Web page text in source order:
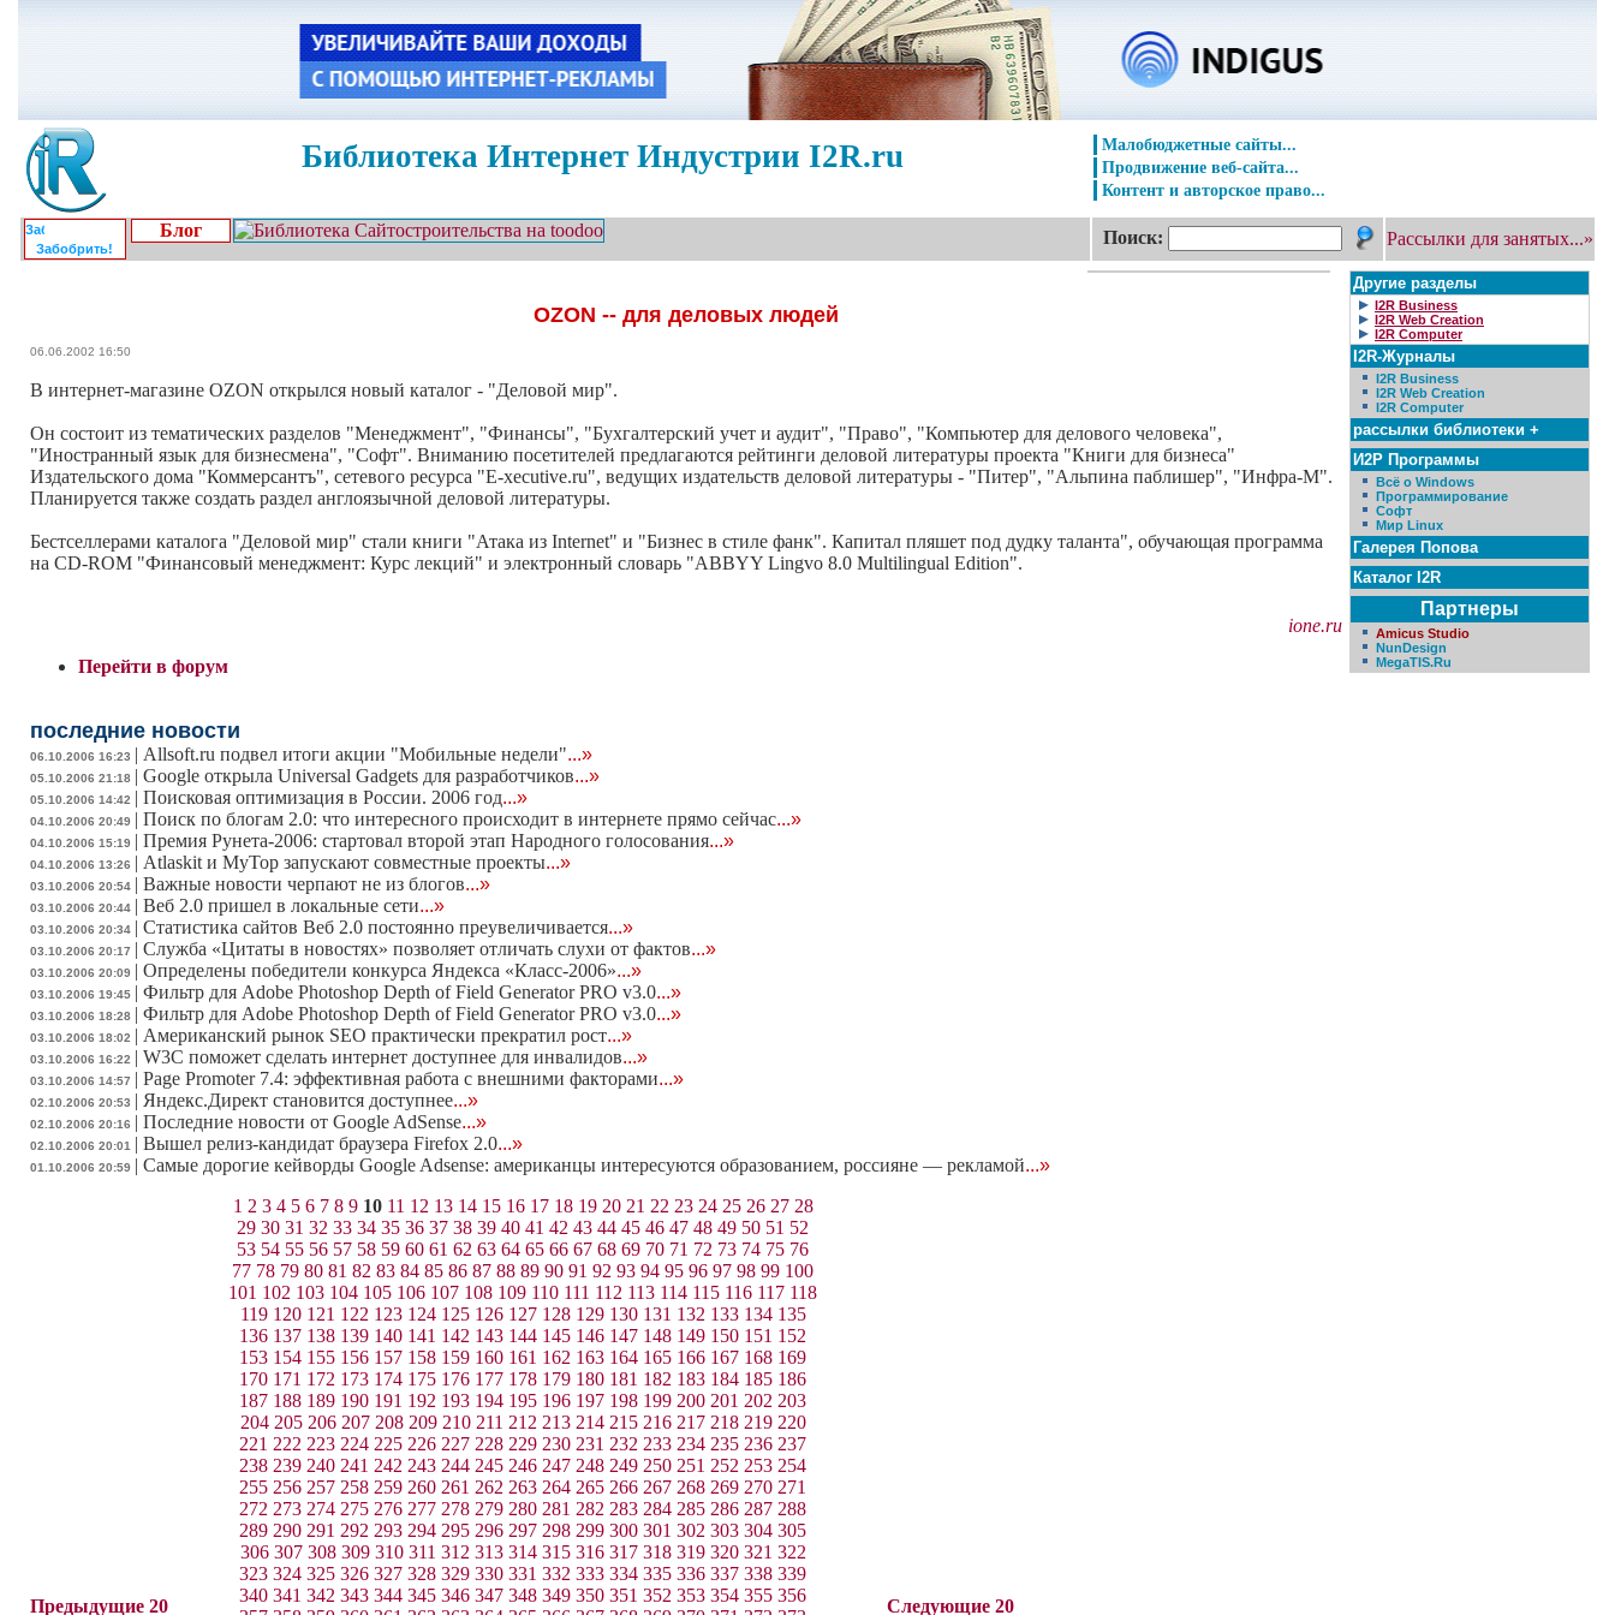
Библиотека Интернет Индустрии I2R.ru
Малобюджетные сайты...
Продвижение веб-сайта...
Контент и авторское право...
Забобрить!
Блог Поиск: Рассылки для занятых...»
OZON -- для деловых людей
06.06.2002 16:50
В интернет-магазине OZON открылся новый каталог - "Деловой мир".
Он состоит из тематических разделов "Менеджмент", "Финансы", "Бухгалтерский учет и аудит", "Право", "Компьютер для делового человека",
"Иностранный язык для бизнесмена", "Софт". Вниманию посетителей предлагаются рейтинги деловой литературы проекта "Книги для бизнеса"
Издательского дома "Коммерсантъ", сетевого ресурса "E-xecutive.ru", ведущих издательств деловой литературы - "Питер", "Альпина паблишер", "Инфра-М".
Планируется также создать раздел англоязычной деловой литературы.
Бестселлерами каталога "Деловой мир" стали книги "Атака из Internet" и "Бизнес в стиле фанк". Капитал пляшет под дудку таланта", обучающая программа
на CD-ROM "Финансовый менеджмент: Курс лекций" и электронный словарь "ABBYY Lingvo 8.0 Multilingual Edition".
ione.ru
Перейти в форум
последние новости
06.10.2006 16:23 | Allsoft.ru подвел итоги акции "Мобильные недели"...»
05.10.2006 21:18 | Google открыла Universal Gadgets для разработчиков...»
05.10.2006 14:42 | Поисковая оптимизация в России. 2006 год...»
04.10.2006 20:49 | Поиск по блогам 2.0: что интересного происходит в интернете прямо сейчас...»
04.10.2006 15:19 | Премия Рунета-2006: стартовал второй этап Народного голосования...»
04.10.2006 13:26 | Atlaskit и MyTop запускают совместные проекты...»
03.10.2006 20:54 | Важные новости черпают не из блогов...»
03.10.2006 20:44 | Веб 2.0 пришел в локальные сети...»
03.10.2006 20:34 | Статистика сайтов Веб 2.0 постоянно преувеличивается...»
03.10.2006 20:17 | Служба «Цитаты в новостях» позволяет отличать слухи от фактов...»
03.10.2006 20:09 | Определены победители конкурса Яндекса «Класс-2006»...»
03.10.2006 19:45 | Фильтр для Adobe Photoshop Depth of Field Generator PRO v3.0...»
03.10.2006 18:28 | Фильтр для Adobe Photoshop Depth of Field Generator PRO v3.0...»
03.10.2006 18:02 | Американский рынок SEO практически прекратил рост...»
03.10.2006 16:22 | W3C поможет сделать интернет доступнее для инвалидов...»
03.10.2006 14:57 | Page Promoter 7.4: эффективная работа с внешними факторами...»
02.10.2006 20:53 | Яндекс.Директ становится доступнее...»
02.10.2006 20:16 | Последние новости от Google AdSense...»
02.10.2006 20:01 | Вышел релиз-кандидат браузера Firefox 2.0...»
01.10.2006 20:59 | Самые дорогие кейворды Google Adsense: американцы интересуются образованием, россияне — рекламой...»
Предыдущие 20
1 2 3 4 5 6 7 8 9 10 11 12 13 14 15 16 17 18 19 20 21 22 23 24 25 26 27 28
29 30 31 32 33 34 35 36 37 38 39 40 41 42 43 44 45 46 47 48 49 50 51 52
53 54 55 56 57 58 59 60 61 62 63 64 65 66 67 68 69 70 71 72 73 74 75 76
77 78 79 80 81 82 83 84 85 86 87 88 89 90 91 92 93 94 95 96 97 98 99 100
101 102 103 104 105 106 107 108 109 110 111 112 113 114 115 116 117 118
119 120 121 122 123 124 125 126 127 128 129 130 131 132 133 134 135
136 137 138 139 140 141 142 143 144 145 146 147 148 149 150 151 152
153 154 155 156 157 158 159 160 161 162 163 164 165 166 167 168 169
170 171 172 173 174 175 176 177 178 179 180 181 182 183 184 185 186
187 188 189 190 191 192 193 194 195 196 197 198 199 200 201 202 203
204 205 206 207 208 209 210 211 212 213 214 215 216 217 218 219 220
221 222 223 224 225 226 227 228 229 230 231 232 233 234 235 236 237
238 239 240 241 242 243 244 245 246 247 248 249 250 251 252 253 254
255 256 257 258 259 260 261 262 263 264 265 266 267 268 269 270 271
272 273 274 275 276 277 278 279 280 281 282 283 284 285 286 287 288
289 290 291 292 293 294 295 296 297 298 299 300 301 302 303 304 305
306 307 308 309 310 311 312 313 314 315 316 317 318 319 320 321 322
323 324 325 326 327 328 329 330 331 332 333 334 335 336 337 338 339
340 341 342 343 344 345 346 347 348 349 350 351 352 353 354 355 356
Следующие 20
Другие разделы
I2R Business
I2R Web Creation
I2R Computer
I2R-Журналы
I2R Business
I2R Web Creation
I2R Computer
рассылки библиотеки +
И2Р Программы
Всё о Windows
Программирование
Софт
Мир Linux
Галерея Попова
Каталог I2R
Партнеры
Amicus Studio
NunDesign
MegaTIS.Ru